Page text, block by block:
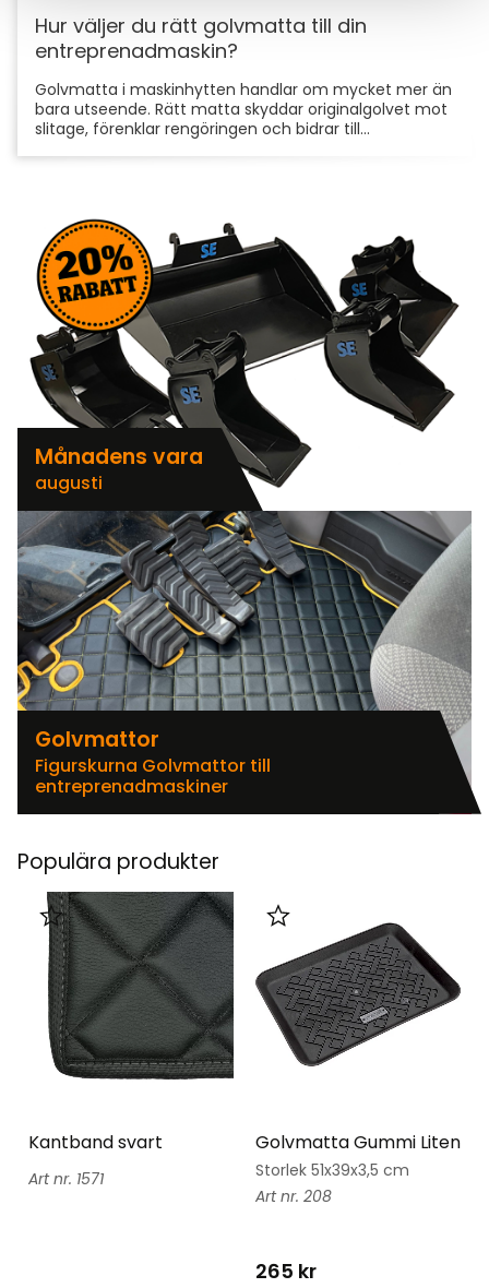
Hur väljer du rätt golvmatta till din
entreprenadmaskin?
Golvmatta i maskinhytten handlar om mycket mer än
bara utseende. Rätt matta skyddar originalgolvet mot
slitage, förenklar rengöringen och bidrar till...
Månadens vara
augusti
Golvmattor
Figurskurna Golvmattor till
entreprenadmaskiner
Populära produkter
Kantband svart
1571
Lägg till i favoriter
Golvmatta Gummi Liten
Storlek 51x39x3,5 cm
208
265 kr
Lägg till i favoriter